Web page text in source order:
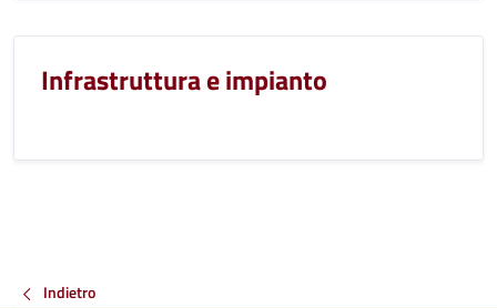
Infrastruttura e impianto
Indietro